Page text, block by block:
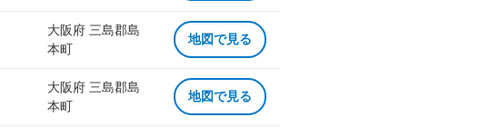
大阪府 三島郡島
本町
地図で見る
大阪府 三島郡島
本町
地図で見る